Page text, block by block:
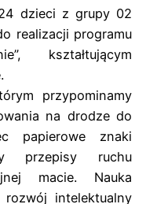
dzieci z grupy 02
realizacji programu
kształtującym
przypominamy
na drodze do
papierowe znaki
przepisy ruchu
macie. Nauka
rozwój intelektualny